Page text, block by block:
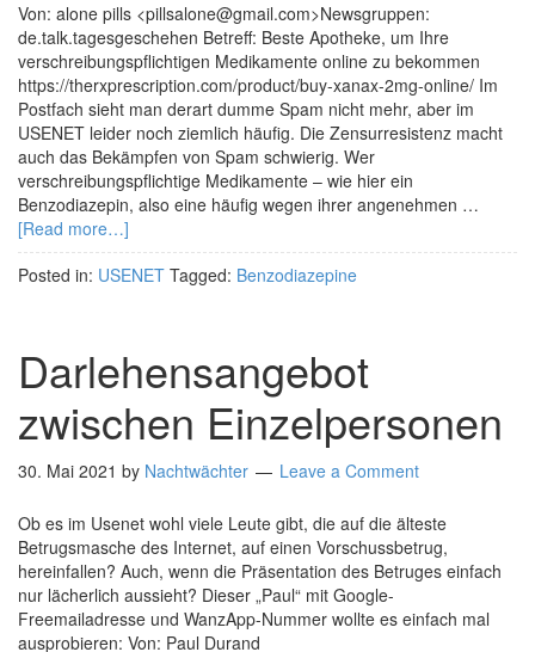
Von: alone pills <pillsalone@gmail.com>Newsgruppen:
de.talk.tagesgeschehen Betreff: Beste Apotheke, um Ihre
verschreibungspflichtigen Medikamente online zu bekommen
https://therxprescription.com/product/buy-xanax-2mg-online/ Im
Postfach sieht man derart dumme Spam nicht mehr, aber im
USENET leider noch ziemlich häufig. Die Zensurresistenz macht
auch das Bekämpfen von Spam schwierig. Wer
verschreibungspflichtige Medikamente – wie hier ein
Benzodiazepin, also eine häufig wegen ihrer angenehmen …
[Read more…]
Posted in: USENET Tagged: Benzodiazepine
Darlehensangebot
zwischen Einzelpersonen
30. Mai 2021 by Nachtwächter Leave a Comment
Ob es im Usenet wohl viele Leute gibt, die auf die älteste
Betrugsmasche des Internet, auf einen Vorschussbetrug,
hereinfallen? Auch, wenn die Präsentation des Betruges einfach
nur lächerlich aussieht? Dieser „Paul“ mit Google-
Freemailadresse und WanzApp-Nummer wollte es einfach mal
ausprobieren: Von: Paul Durand